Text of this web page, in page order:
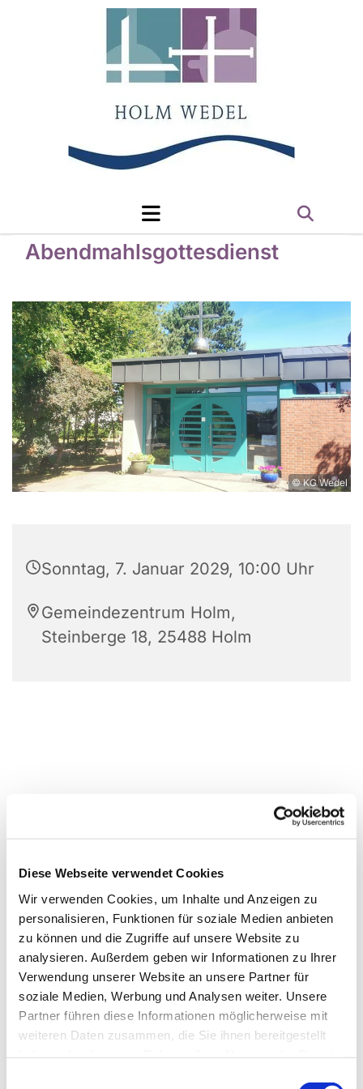
Diese Webseite verwendet Cookies
Wir verwenden Cookies, um Inhalte und Anzeigen zu
personalisieren, Funktionen für soziale Medien anbieten
zu können und die Zugriffe auf unsere Website zu
analysieren. Außerdem geben wir Informationen zu Ihrer
Verwendung unserer Website an unsere Partner für
soziale Medien, Werbung und Analysen weiter. Unsere
Partner führen diese Informationen möglicherweise mit
weiteren Daten zusammen, die Sie ihnen bereitgestellt
Abendmahlsgottesdienst
© KG Wedel
Sonntag, 7. Januar 2029, 10:00 Uhr
Gemeindezentrum Holm,
Steinberge 18, 25488 Holm
Dies könnte Sie auch
interessieren